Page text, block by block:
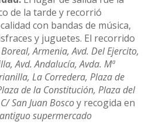
de la tarde y recorrió
con bandas de música,
y juguetes. El recorrido
Armenia, Avd. Del Ejercito,
Avd. Andalucía, Avda. Mª
La Corredera, Plaza de
de la Constitución, Plaza del
San Juan Boscoy recogida en
supermercado